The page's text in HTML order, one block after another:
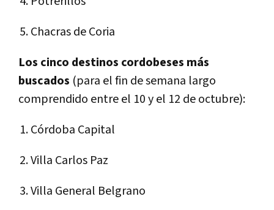
Chacras de Coria
Los cinco destinos cordobeses más
buscados (para el fin de semana largo
comprendido entre el 10 y el 12 de octubre):
Córdoba Capital
Villa Carlos Paz
Villa General Belgrano